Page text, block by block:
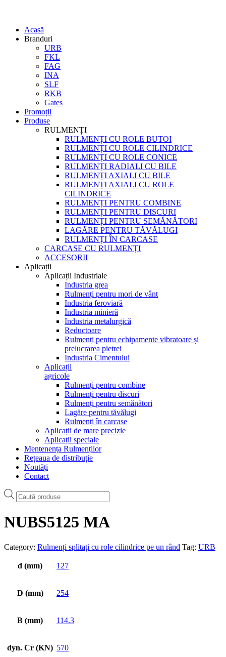
Acasă
Branduri
URB
FKL
FAG
INA
SLF
RKB
Gates
Promoții
Produse
RULMENȚI
RULMENȚI CU ROLE BUTOI
RULMENȚI CU ROLE CILINDRICE
RULMENȚI CU ROLE CONICE
RULMENȚI RADIALI CU BILE
RULMENȚI AXIALI CU BILE
RULMENȚI AXIALI CU ROLE
CILINDRICE
RULMENȚI PENTRU COMBINE
RULMENȚI PENTRU DISCURI
RULMENȚI PENTRU SEMĂNĂTORI
LAGĂRE PENTRU TĂVĂLUGI
RULMENȚI ÎN CARCASE
CARCASE CU RULMENȚI
ACCESORII
Aplicații
Aplicații Industriale
Industria grea
Rulmenți pentru mori de vânt
Industria feroviară
Industria minieră
Industria metalurgică
Reductoare
Rulmenți pentru echipamente vibratoare și
prelucrarea pietrei
Industria Cimentului
Aplicații
agricole
Rulmenți pentru combine
Rulmenți pentru discuri
Rulmenți pentru semănători
Lagăre pentru tăvălugi
Rulmenți în carcase
Aplicații de mare precizie
Aplicații speciale
Mentenența Rulmenților
Rețeaua de distribuție
Noutăți
Contact
Products
search
NUBS5125 MA
Category: Rulmenți splitați cu role cilindrice pe un rând Tag: URB
d (mm) 127
D (mm) 254
B (mm) 114.3
dyn. Cr (KN) 570